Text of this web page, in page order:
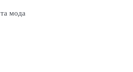
мода